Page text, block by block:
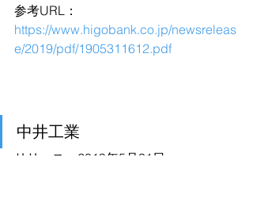
参考URL：
https://www.higobank.co.jp/newsreleas
e/2019/pdf/1905311612.pdf
中井工業
リリース：2019年5月31日